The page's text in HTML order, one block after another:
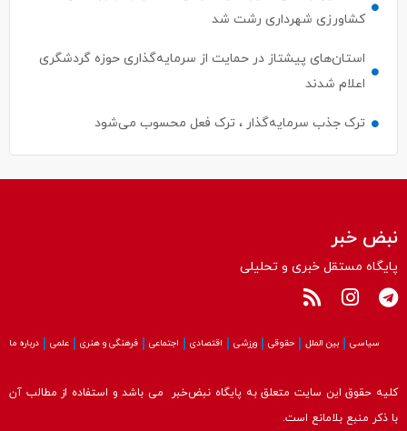
کشاورزی شهرداری رشت شد
استان‌های پیشتاز در حمایت از سرمایه‌گذاری حوزه گردشگری
اعلام شدند
ترک جذب سرمایه‌گذار ، ترک فعل محسوب می‌شود
نبض خبر
پایگاه مستقل خبری و تحلیلی
سیاسی بین الملل حقوقی ورزشی اقتصادی اجتماعی فرهنگی و هنری علمی درباره ما
کلیه حقوق این سایت متعلق به پایگاه نبض‌خبر می باشد و استفاده از مطالب آن
با ذکر منبع بلامانع است.